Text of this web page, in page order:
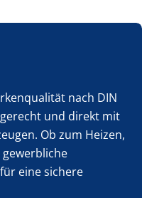
nach DIN
und direkt mit
Ob zum Heizen,
eine sichere